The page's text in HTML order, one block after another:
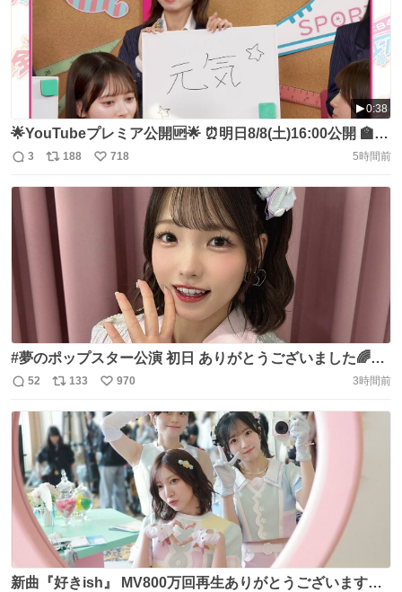
0:38
🌟YouTubeプレミア公開🆙🌟 ⏰明日8/8(土)16:00公開 🏫第
24回『AKB48の全力エンタメ学園』
は… “バラエティ力”を徹底チェック✍️🔥 バラエティ定番
のホワイトボードを使ってガチ勝負🔥 エバースを一番唸ら
せるのは誰なのか… https://t.co/wqFpfOkxq3
返
信
数
3
リ
ポ
ス
ト
数
188
い
い
718 5時間前
#夢のポップスター公演 初日 ありがとうございました🌈💗
いかがでしたでしょうか🥹 歌うことの楽しさとAKB48の
ーーー！！ また次までに成長していたいなと思いました☺️
https://t.co/bNyeBz1X5v
返
信
数
52
リ
ポ
ス
ト
数
133
い
い
ね
数
970 3時間前
新曲『好きish』 MV800万回再生ありがとうございます💗